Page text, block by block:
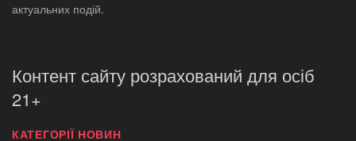
актуальних подій.
Контент сайту розрахований для осіб
21+
КАТЕГОРІЇ НОВИН